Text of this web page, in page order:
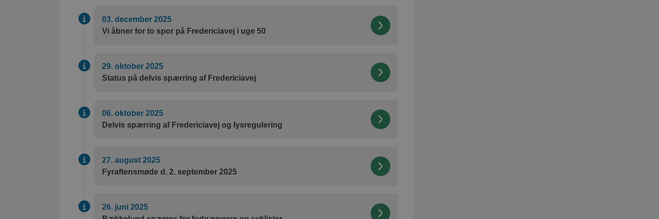
03. december 2025
Vi åbner for to spor på Fredericiavej i uge 50
29. oktober 2025
Status på delvis spærring af Fredericiavej
06. oktober 2025
Delvis spærring af Fredericiavej og lysregulering
27. august 2025
Fyraftensmøde d. 2. september 2025
26. juni 2025